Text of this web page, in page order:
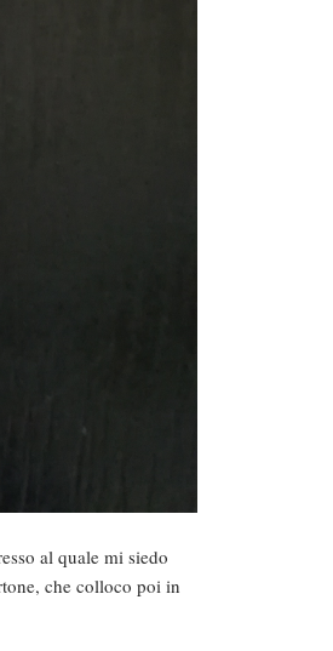
al quale mi siedo
che colloco poi in